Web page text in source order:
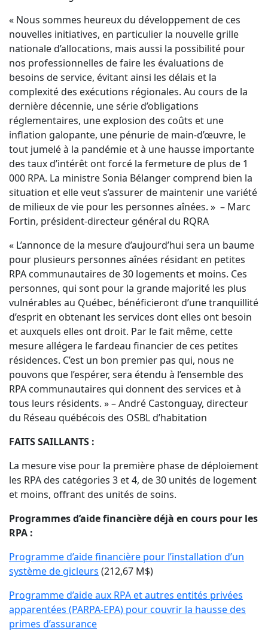
« Nous sommes heureux du développement de ces
nouvelles initiatives, en particulier la nouvelle grille
nationale d’allocations, mais aussi la possibilité pour
nos professionnelles de faire les évaluations de
besoins de service, évitant ainsi les délais et la
complexité des exécutions régionales. Au cours de la
dernière décennie, une série d’obligations
réglementaires, une explosion des coûts et une
inflation galopante, une pénurie de main-d’œuvre, le
tout jumelé à la pandémie et à une hausse importante
des taux d’intérêt ont forcé la fermeture de plus de 1
000 RPA. La ministre Sonia Bélanger comprend bien la
situation et elle veut s’assurer de maintenir une variété
de milieux de vie pour les personnes aînées. » – Marc
Fortin, président-directeur général du RQRA
« L’annonce de la mesure d’aujourd’hui sera un baume
pour plusieurs personnes aînées résidant en petites
RPA communautaires de 30 logements et moins. Ces
personnes, qui sont pour la grande majorité les plus
vulnérables au Québec, bénéficieront d’une tranquillité
d’esprit en obtenant les services dont elles ont besoin
et auxquels elles ont droit. Par le fait même, cette
mesure allégera le fardeau financier de ces petites
résidences. C’est un bon premier pas qui, nous ne
pouvons que l’espérer, sera étendu à l’ensemble des
RPA communautaires qui donnent des services et à
tous leurs résidents. » – André Castonguay, directeur
du Réseau québécois des OSBL d’habitation
FAITS SAILLANTS :
La mesure vise pour la première phase de déploiement
les RPA des catégories 3 et 4, de 30 unités de logement
et moins, offrant des unités de soins.
Programmes d’aide financière déjà en cours pour les
RPA :
Programme d’aide financière pour l’installation d’un
système de gicleurs (212,67 M$)
Programme d’aide aux RPA et autres entités privées
apparentées (PARPA-EPA) pour couvrir la hausse des
primes d’assurance